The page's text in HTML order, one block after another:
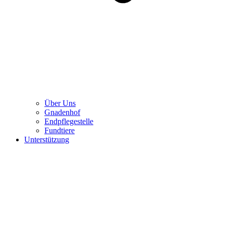
Über Uns
Gnadenhof
Endpflegestelle
Fundtiere
Unterstützung